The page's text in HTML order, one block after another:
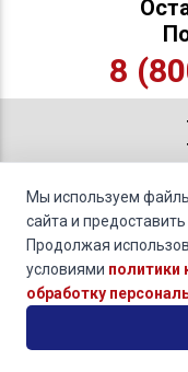
8
Мы используем
сайта и
Продолжая
условиями политики
обработку